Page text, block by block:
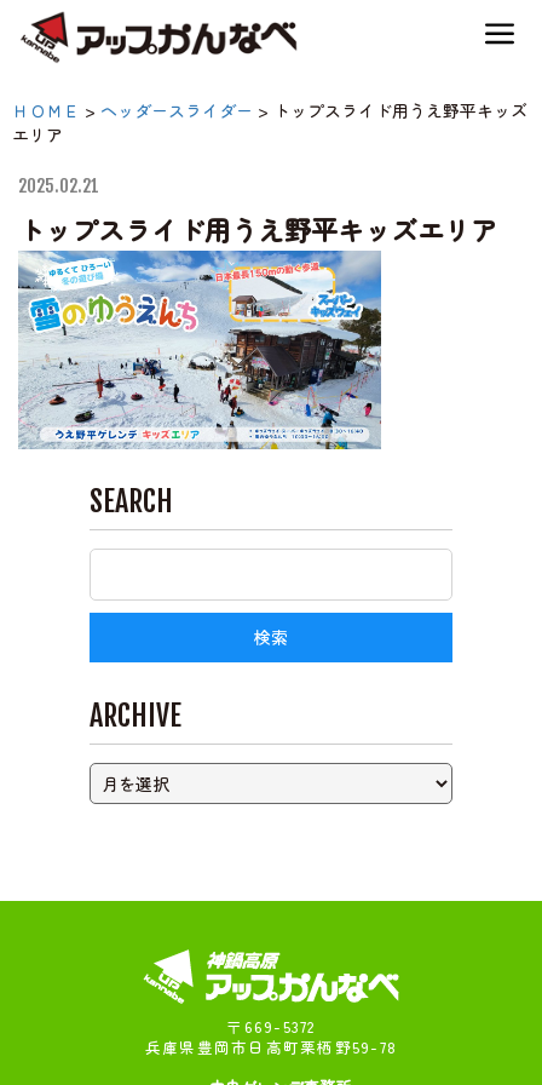
トップスライド用うえ野
平キッズエリア|【公式】
アップかんなべ｜兵庫県
豊岡市・関西 アウトド
ア・キャンプ場・熱気
球・高原アクティビティ
夏のスキー場も「かなり遊べる」！
神鍋高原キャンプ場
神鍋高原アクティビティ
交通アクセス
宿泊案内
神鍋高原体育館
ライブカメラ
ＨＯＭＥ > ヘッダースライダー > トップスライド用うえ野平キッズ
エリア
2025.02.21
トップスライド用うえ野平キッズエリア
SEARCH
ARCHIVE
〒669-5372
兵庫県豊岡市日高町栗栖野59-78